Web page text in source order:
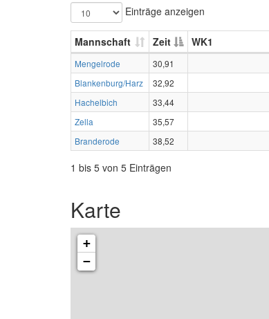
Einträge anzeigen
Mannschaft Zeit WK1
Mengelrode
30,91
Blankenburg/Harz
32,92
Hachelbich
33,44
Zella
35,57
Branderode
38,52
1 bis 5 von 5 Einträgen
Karte
+
−